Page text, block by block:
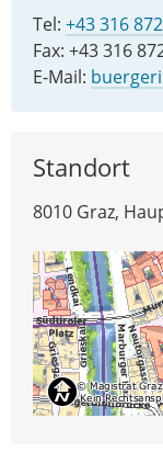
Tel: +43 316
Fax: +43 316
E-Mail:
Standort
8010 Graz,